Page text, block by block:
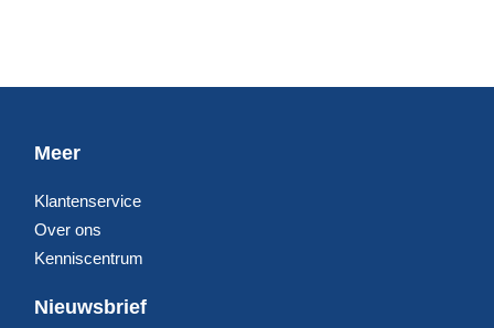
Meer
Klantenservice
Over ons
Kenniscentrum
Nieuwsbrief